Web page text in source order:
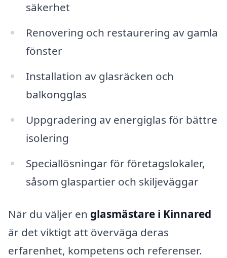
säkerhet
Renovering och restaurering av gamla
fönster
Installation av glasräcken och
balkongglas
Uppgradering av energiglas för bättre
isolering
Speciallösningar för företagslokaler,
såsom glaspartier och skiljeväggar
När du väljer en glasmästare i Kinnared
är det viktigt att överväga deras
erfarenhet, kompetens och referenser.